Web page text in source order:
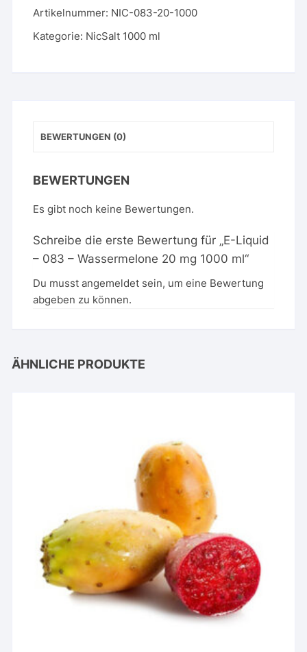
083
-
Wassermelone
Artikelnummer: NIC-083-20-1000
Kategorie: NicSalt 1000 ml
BEWERTUNGEN (0)
BEWERTUNGEN
Es gibt noch keine Bewertungen.
Schreibe die erste Bewertung für „E-Liquid
– 083 – Wassermelone 20 mg 1000 ml“
Du musstangemeldet sein, um eine Bewertung
abgeben zu können.
ÄHNLICHE PRODUKTE